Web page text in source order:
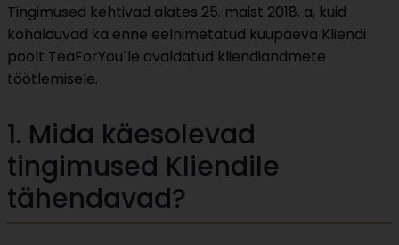
Tingimused kehtivad alates 25. maist 2018. a, kuid
kohalduvad ka enne eelnimetatud kuupäeva Kliendi
poolt TeaForYou´le avaldatud kliendiandmete
töötlemisele.
1. Mida käesolevad
tingimused Kliendile
tähendavad?